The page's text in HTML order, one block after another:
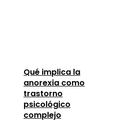
Qué implica la
anorexia como
trastorno
psicológico
complejo